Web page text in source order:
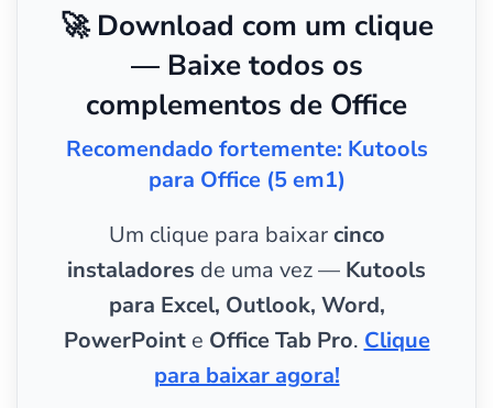
🚀 Download com um clique
— Baixe todos os
complementos de Office
Recomendado fortemente: Kutools
para Office (5 em1)
Um clique para baixarcinco
instaladores de uma vez — Kutools
para Excel, Outlook, Word,
PowerPointe Office Tab Pro. Clique
para baixar agora!